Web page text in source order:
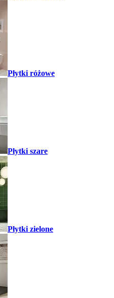
Płytki różowe
Płytki szare
Płytki zielone